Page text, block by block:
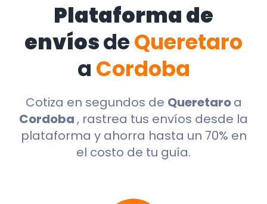
Plataforma de
envíosdeQueretaro
a Cordoba
Cotiza en segundos de Queretaroa
Cordoba, rastrea tus envíos desde la
plataforma y ahorra hasta un 70% en
el costo de tu guía.